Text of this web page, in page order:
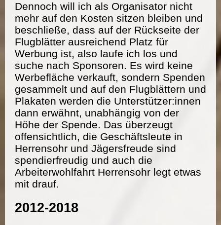
Dennoch will ich als Organisator nicht
mehr auf den Kosten sitzen bleiben und
beschließe, dass auf der Rückseite der
Flugblätter ausreichend Platz für
Werbung ist, also laufe ich los und
suche nach Sponsoren. Es wird keine
Werbefläche verkauft, sondern Spenden
gesammelt und auf den Flugblättern und
Plakaten werden die Unterstützer:innen
dann erwähnt, unabhängig von der
Höhe der Spende. Das überzeugt
offensichtlich, die Geschäftsleute in
Herrensohr und Jägersfreude sind
spendierfreudig und auch die
Arbeiterwohlfahrt Herrensohr legt etwas
mit drauf.
2012-2018